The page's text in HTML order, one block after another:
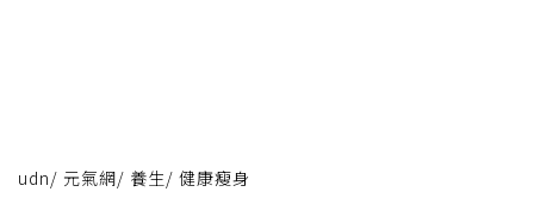
udn/ 元氣網/ 養生/ 健康瘦身